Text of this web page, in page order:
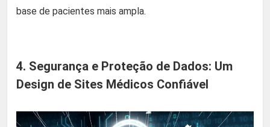
base de pacientes mais ampla.
4. Segurança e Proteção de Dados: Um
Design de Sites Médicos Confiável